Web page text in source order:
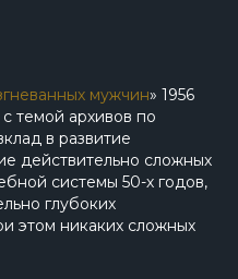
мужчин» 1956
темой архивов по
в развитие
действительно сложных
системы 50-х годов,
глубоких
этом никаких сложных